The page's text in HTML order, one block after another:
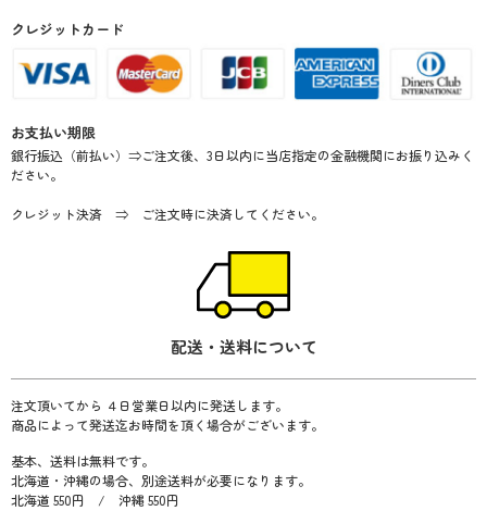
メッセージ内容入力欄の書き方
できる限りご希望に添えるようにいたしますが、文字の長さに
すことご了承ください。
1：様式を選択してください
クレジットカード
お支払い期限
銀行振込（前払い）⇒ご注文後、3日以内に当店指定の金融機関にお振り込みく
ださい。
クレジット決済 ⇒ ご注文時に決済してください。
配送・送料について
注文頂いてから ４日営業日以内に発送します。
商品によって発送迄お時間を頂く場合がございます。
基本、送料は無料です。
北海道・沖縄の場合、別途送料が必要になります。
北海道 550円 / 沖縄 550円